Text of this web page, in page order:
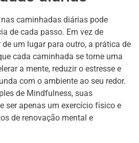
caminhadas diárias pode
de cada passo. Em vez de
um lugar para outro, a prática de
cada caminhada se torne uma
a mente, reduzir o estresse e
com o ambiente ao seu redor.
de Mindfulness, suas
ser apenas um exercício físico e
de renovação mental e